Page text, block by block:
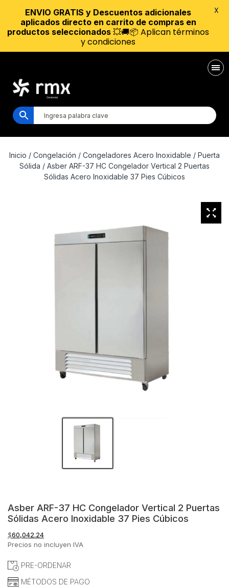
Inicio / Congelación / Congeladores Acero Inoxidable / Puerta
Sólida / Asber ARF-37 HC Congelador Vertical 2 Puertas
Sólidas Acero Inoxidable 37 Pies Cúbicos
Asber ARF-37 HC Congelador Vertical 2 Puertas
Sólidas Acero Inoxidable 37 Pies Cúbicos
$60,042.24
Precios no incluyen IVA
PRE-ORDENAR
MÉTODOS DE PAGO
ENVIO GRATIS y Descuentos adicionales
aplicados directo en carrito de compras en
productos seleccionados 💥🚚📦 Aplican términos
y condiciones
X